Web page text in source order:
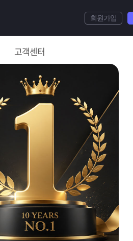
고객센터
회원가입
상황을 대비해 꼭 입금후 고객센터 연락바랍니다.
은꼴사-성인화보